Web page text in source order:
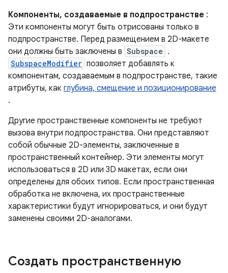
Компоненты, создаваемые в подпространстве :
Эти компоненты могут быть отрисованы только в
подпространстве. Перед размещением в 2D-макете
они должны быть заключены в Subspace .
SubspaceModifier позволяет добавлять к
компонентам, создаваемым в подпространстве, такие
атрибуты, как глубина, смещение и позиционирование
.
Другие пространственные компоненты не требуют
вызова внутри подпространства. Они представляют
собой обычные 2D-элементы, заключенные в
пространственный контейнер. Эти элементы могут
использоваться в 2D или 3D макетах, если они
определены для обоих типов. Если пространственная
обработка не включена, их пространственные
характеристики будут игнорироваться, и они будут
заменены своими 2D-аналогами.
Создать пространственную